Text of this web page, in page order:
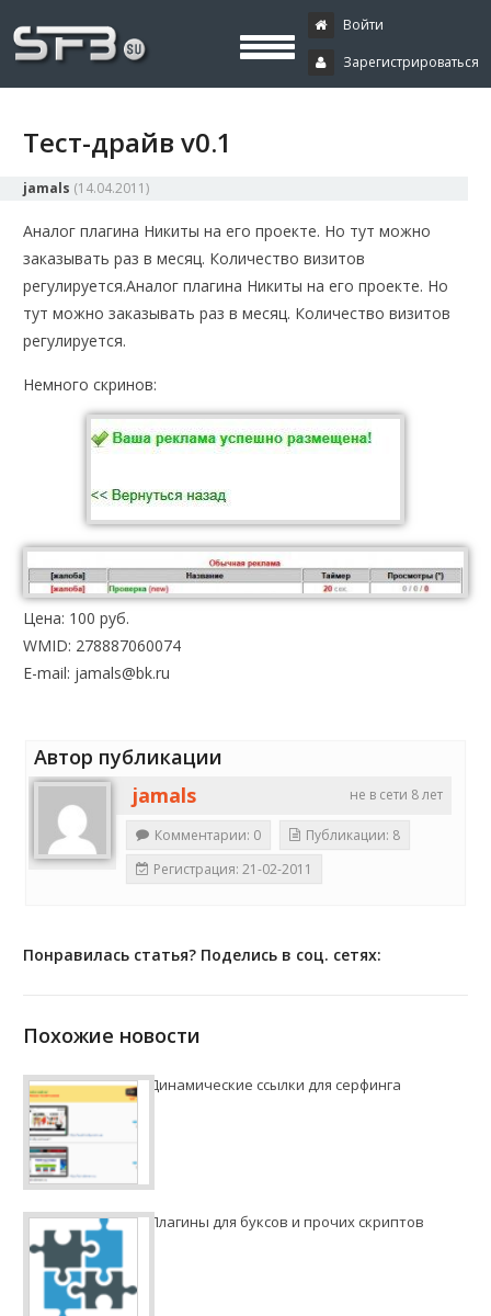
Буксы, программирование,
криптовалюта
криптовалюта и майнинг, экономические игры
Войти
Зарегистрироваться
Тест-драйв v0.1
jamals (14.04.2011)
Аналог плагина Никиты на его проекте. Но тут можно
заказывать раз в месяц. Количество визитов
регулируется.Аналог плагина Никиты на его проекте. Но
тут можно заказывать раз в месяц. Количество визитов
регулируется.
Немного скринов:
Цена: 100 руб.
WMID: 278887060074
E-mail: jamals@bk.ru
Автор публикации
не в сети 8 лет
jamals
Комментарии: 0
Публикации: 8
Регистрация: 21-02-2011
Понравилась статья? Поделись в соц. сетях:
Похожие новости
Динамические ссылки для серфинга
Плагины для буксов и прочих скриптов